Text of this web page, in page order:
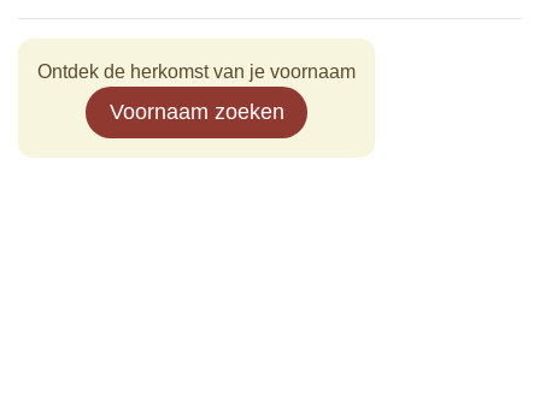
Ontdek de herkomst van je voornaam
Voornaam zoeken